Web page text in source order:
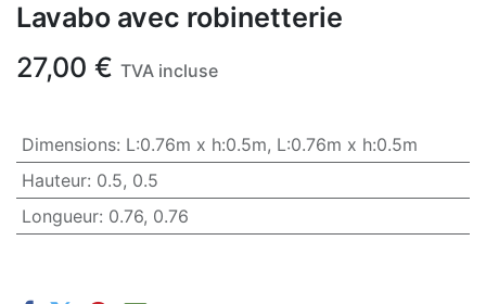
Lavabo avec robinetterie
27,00 € TVA incluse
Dimensions: L:0.76m x h:0.5m, L:0.76m x h:0.5m
Hauteur: 0.5, 0.5
Longueur: 0.76, 0.76